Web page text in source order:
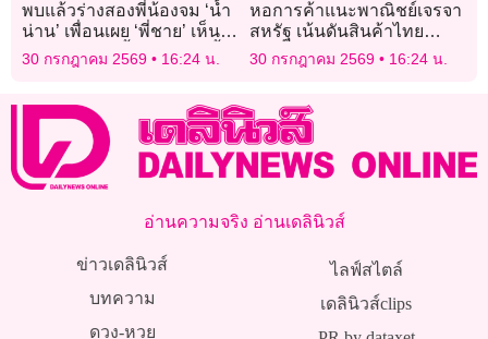
พบแล้วร่างสองพี่น้องจม ‘น้ำ
น่าน’ เพื่อนเผย ‘พี่ชาย’ เห็น
‘น้องสาว’ จมน้ำ โดดช่วยทั้ง
ที่ตัวเองว่ายน้ำไม่เป็น
30 กรกฎาคม 2569 16:24 น.
หอการค้าแนะพาณิชย์เจรจา
สหรัฐ เน้นดันสินค้าไทย
ควบคู่สร้างประโยชน์สหรัฐ
30 กรกฎาคม 2569 16:24 น.
อ่านความจริง อ่านเดลินิวส์
ข่าวเดลินิวส์
บทความ
ดวง-หวย
ไลฟ์สไตล์
เดลินิวส์clips